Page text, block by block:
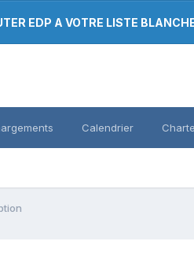
EDP A VOTRE LISTE
Calendrier Charte